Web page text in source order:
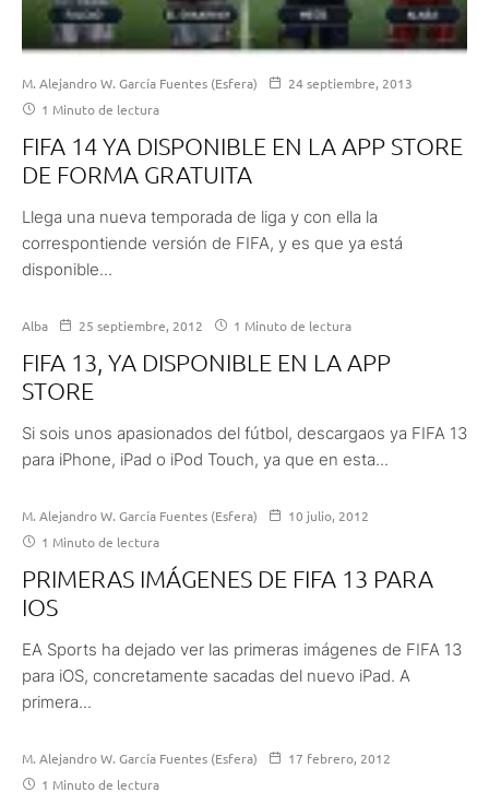
M. Alejandro W. García Fuentes (Esfera)
24 septiembre, 2013
1 Minuto de lectura
FIFA 14 YA DISPONIBLE EN LA APP STORE
DE FORMA GRATUITA
Llega una nueva temporada de liga y con ella la
correspontiende versión de FIFA, y es que ya está
disponible...
Alba 25 septiembre, 2012 1 Minuto de lectura
FIFA 13, YA DISPONIBLE EN LA APP
STORE
Si sois unos apasionados del fútbol, descargaos ya FIFA 13
para iPhone, iPad o iPod Touch, ya que en esta...
M. Alejandro W. García Fuentes (Esfera)
10 julio, 2012
1 Minuto de lectura
PRIMERAS IMÁGENES DE FIFA 13 PARA
IOS
EA Sports ha dejado ver las primeras imágenes de FIFA 13
para iOS, concretamente sacadas del nuevo iPad. A
primera...
M. Alejandro W. García Fuentes (Esfera)
17 febrero, 2012
1 Minuto de lectura